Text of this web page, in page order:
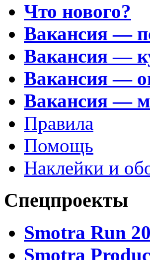
Что нового?
Вакансия —
Вакансия —
Вакансия —
Вакансия —
Правила
Помощь
Наклейки и
Спецпроекты
Smotra Run
Smotra